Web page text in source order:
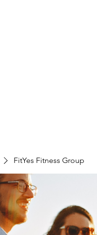
FitYes Fitness Group